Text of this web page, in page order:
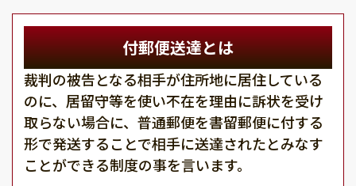
付郵便送達とは
裁判の被告となる相手が住所地に居住している
のに、居留守等を使い不在を理由に訴状を受け
取らない場合に、普通郵便を書留郵便に付する
形で発送することで相手に送達されたとみなす
ことができる制度の事を言います。